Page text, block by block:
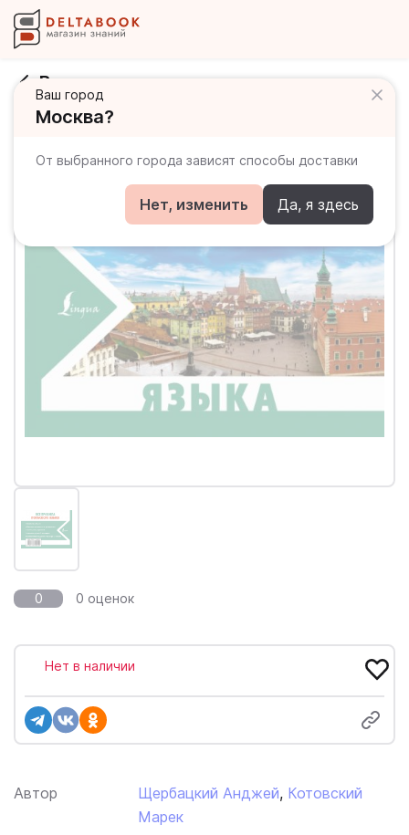
Ваш город
Москва?
От выбранного города зависят способы доставки
Нет, изменить Да, я здесь
Все правила польского языка
0 0 оценок
Автор Щербацкий Анджей, Котовский
Марек
Нет в наличии